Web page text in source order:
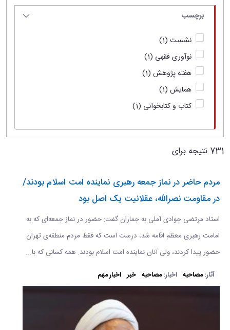
برچسب
نشست (1)
نوآوری فقهی (1)
هفته پژوهش (1)
همایش (1)
کتاب و کتابخوانی (1)
731 نتیجه برای
مردم حاضر در نماز جمعه رهبری نماینده امت اسلام بودند/
در مقاومت نصرالله، عقلانیت یک اصل بود
استاد مرتضی جوادی آملی به جماران گفت: حضور در نماز جمعه‌ای که به
امامت رهبری معظم اقامه شد، درست است که فقط مردم منطقه‌ی تهران
حضور پیدا کردند، ولی آنان نماینده امت اسلام بودند. همه کسانی که با...
آثار:مصاحبه اخبار:مصاحبه خبر اخبار مهم